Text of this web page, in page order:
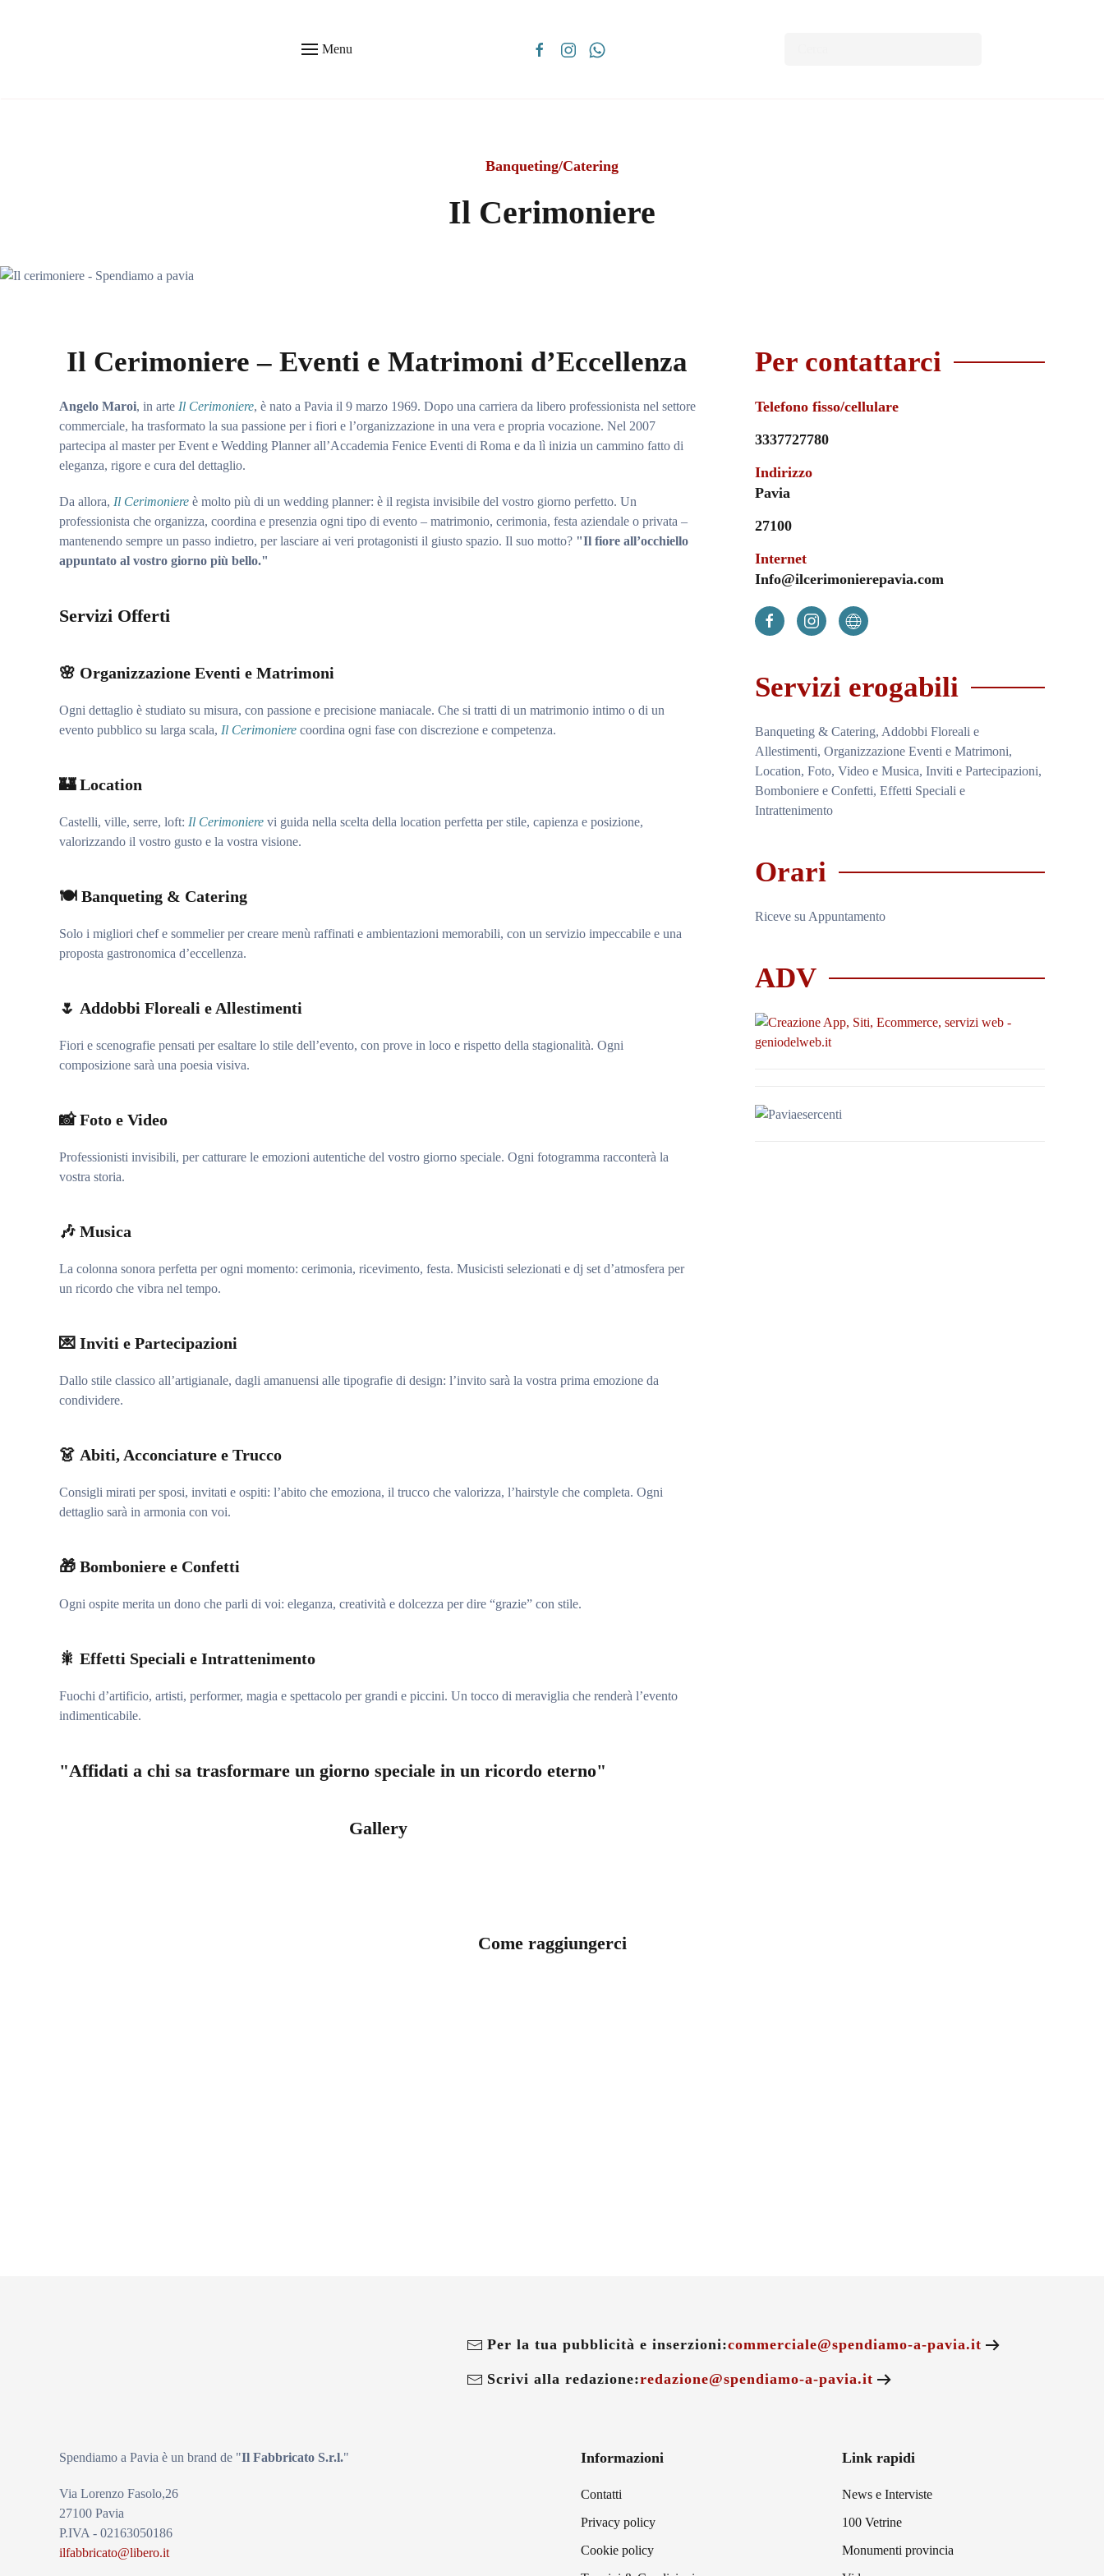
Menu
Banqueting/Catering
Il Cerimoniere
Il Cerimoniere – Eventi e Matrimoni d’Eccellenza
Angelo Maroi, in arte Il Cerimoniere, è nato a Pavia il 9 marzo 1969. Dopo una carriera da libero professionista nel settore
commerciale, ha trasformato la sua passione per i fiori e l’organizzazione in una vera e propria vocazione. Nel 2007
partecipa al master per Event e Wedding Planner all’Accademia Fenice Eventi di Roma e da lì inizia un cammino fatto di
eleganza, rigore e cura del dettaglio.
Da allora, Il Cerimoniere è molto più di un wedding planner: è il regista invisibile del vostro giorno perfetto. Un
professionista che organizza, coordina e presenzia ogni tipo di evento – matrimonio, cerimonia, festa aziendale o privata –
mantenendo sempre un passo indietro, per lasciare ai veri protagonisti il giusto spazio. Il suo motto? "Il fiore all’occhiello
appuntato al vostro giorno più bello."
Servizi Offerti
🌸 Organizzazione Eventi e Matrimoni
Ogni dettaglio è studiato su misura, con passione e precisione maniacale. Che si tratti di un matrimonio intimo o di un
evento pubblico su larga scala, Il Cerimoniere coordina ogni fase con discrezione e competenza.
🏰Location
Castelli, ville, serre, loft: Il Cerimoniere vi guida nella scelta della location perfetta per stile, capienza e posizione,
valorizzando il vostro gusto e la vostra visione.
🍽 Banqueting & Catering
Solo i migliori chef e sommelier per creare menù raffinati e ambientazioni memorabili, con un servizio impeccabile e una
proposta gastronomica d’eccellenza.
🌷 Addobbi Floreali e Allestimenti
Fiori e scenografie pensati per esaltare lo stile dell’evento, con prove in loco e rispetto della stagionalità. Ogni
composizione sarà una poesia visiva.
📸Foto e Video
Professionisti invisibili, per catturare le emozioni autentiche del vostro giorno speciale. Ogni fotogramma racconterà la
vostra storia.
🎶 Musica
La colonna sonora perfetta per ogni momento: cerimonia, ricevimento, festa. Musicisti selezionati e dj set d’atmosfera per
un ricordo che vibra nel tempo.
💌 Inviti e Partecipazioni
Dallo stile classico all’artigianale, dagli amanuensi alle tipografie di design: l’invito sarà la vostra prima emozione da
condividere.
👗 Abiti, Acconciature e Trucco
Consigli mirati per sposi, invitati e ospiti: l’abito che emoziona, il trucco che valorizza, l’hairstyle che completa. Ogni
dettaglio sarà in armonia con voi.
🎁 Bomboniere e Confetti
Ogni ospite merita un dono che parli di voi: eleganza, creatività e dolcezza per dire “grazie” con stile.
🎇 Effetti Speciali e Intrattenimento
Fuochi d’artificio, artisti, performer, magia e spettacolo per grandi e piccini. Un tocco di meraviglia che renderà l’evento
indimenticabile.
"Affidati a chi sa trasformare un giorno speciale in un ricordo eterno"
Gallery
Per contattarci
Telefono fisso/cellulare
3337727780
Indirizzo
Pavia
27100
Internet
Info@ilcerimonierepavia.com
Servizi erogabili
Banqueting & Catering, Addobbi Floreali e
Allestimenti, Organizzazione Eventi e Matrimoni,
Location, Foto, Video e Musica, Inviti e Partecipazioni,
Bomboniere e Confetti, Effetti Speciali e
Intrattenimento
Orari
Riceve su Appuntamento
ADV
Come raggiungerci
Per la tua pubblicità e inserzioni:commerciale@spendiamo-a-pavia.it
Scrivi alla redazione:redazione@spendiamo-a-pavia.it
Spendiamo a Pavia è un brand de "Il Fabbricato S.r.l."
Via Lorenzo Fasolo,26
27100 Pavia
P.IVA - 02163050186
ilfabbricato@libero.it
Informazioni
Contatti
Privacy policy
Cookie policy
Link rapidi
News e Interviste
100 Vetrine
Monumenti provincia